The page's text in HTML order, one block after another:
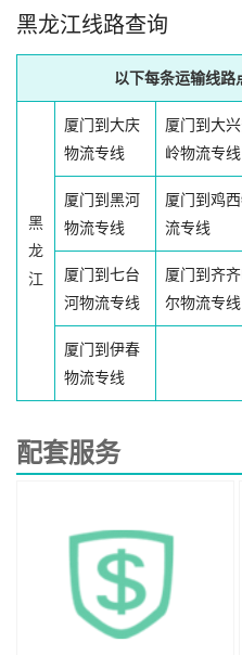
黑龙江线路查询
以下每条运输线路
黑
龙
江
厦门到大庆
物流专线
厦门到大
岭物流专线
厦门到黑河
物流专线
厦门到鸡
流专线
厦门到七台
河物流专线
厦门到齐
尔物流专线
厦门到伊春
物流专线
配套服务